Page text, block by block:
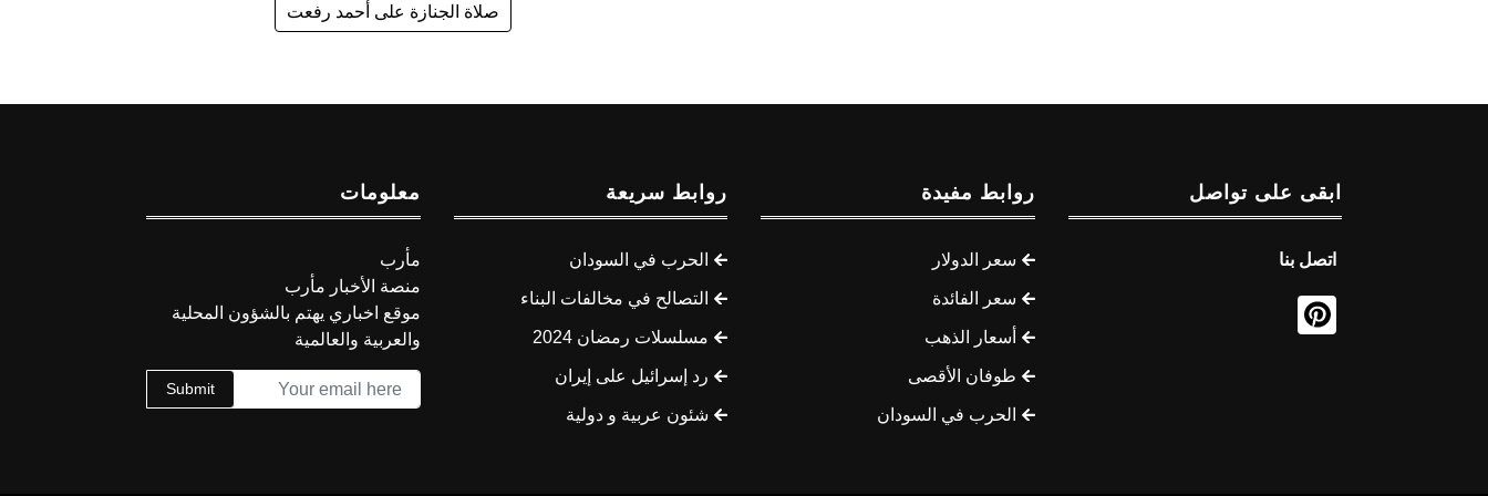
صلاة الجنازة على أحمد رفعت
ابقى على تواصل
اتصل بنا
روابط مفيدة
سعر الدولار
سعر الفائدة
أسعار الذهب
طوفان الأقصى
الحرب في السودان
روابط سريعة
الحرب في السودان
التصالح في مخالفات البناء
مسلسلات رمضان 2024
رد إسرائيل على إيران
شئون عربية و دولية
معلومات
مأرب
منصة الأخبار مأرب
موقع اخباري يهتم بالشؤون المحلية
والعربية والعالمية
Submit